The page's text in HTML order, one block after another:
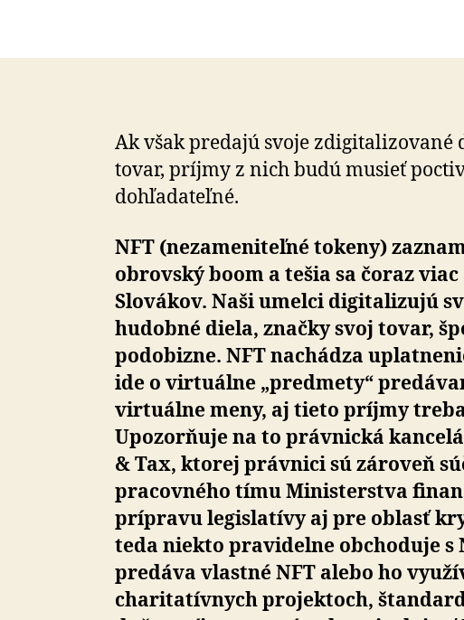
aj
či
Ak však predajú svoje zdigitalizované
tovar, príjmy z nich budú musieť
dohľadateľné.
NFT (nezameniteľné tokeny)
obrovský boom a tešia sa čoraz
Slovákov. Naši umelci digitalizujú
hudobné diela, značky svoj tovar,
podobizne. NFT nachádza
ide o virtuálne „predmety“
virtuálne meny, aj tieto príjmy
Upozorňuje na to právnická
& Tax, ktorej právnici sú zároveň
pracovného tímu Ministerstva
prípravu legislatívy aj pre oblasť
teda niekto pravidelne obchoduje s
predáva vlastné NFT alebo ho
charitatívnych projektoch,